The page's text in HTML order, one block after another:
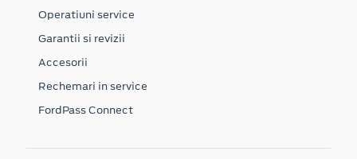
Operatiuni service
Garantii si revizii
Accesorii
Rechemari in service
FordPass Connect